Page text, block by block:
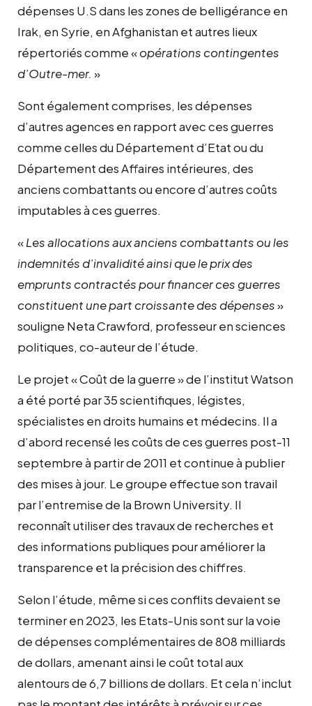
dépenses U.S dans les zones de belligérance en
Irak, en Syrie, en Afghanistan et autres lieux
répertoriés comme «opérations contingentes
d’Outre-mer. »
Sont également comprises, les dépenses
d’autres agences en rapport avec ces guerres
comme celles du Département d’Etat ou du
Département des Affaires intérieures, des
anciens combattants ou encore d’autres coûts
imputables à ces guerres.
«Les allocations aux anciens combattants ou les
indemnités d’invalidité ainsi que le prix des
emprunts contractés pour financer ces guerres
constituent une part croissante des dépenses»
souligne Neta Crawford, professeur en sciences
politiques, co-auteur de l’étude.
Le projet « Coût de la guerre » de l’institut Watson
a été porté par 35 scientifiques, légistes,
spécialistes en droits humains et médecins. Il a
d’abord recensé les coûts de ces guerres post-11
septembre à partir de 2011 et continue à publier
des mises à jour. Le groupe effectue son travail
par l’entremise de la Brown University. Il
reconnaît utiliser des travaux de recherches et
des informations publiques pour améliorer la
transparence et la précision des chiffres.
Selon l’étude, même si ces conflits devaient se
terminer en 2023, les Etats-Unis sont sur la voie
de dépenses complémentaires de 808 milliards
de dollars, amenant ainsi le coût total aux
alentours de 6,7 billions de dollars. Et cela n’inclut